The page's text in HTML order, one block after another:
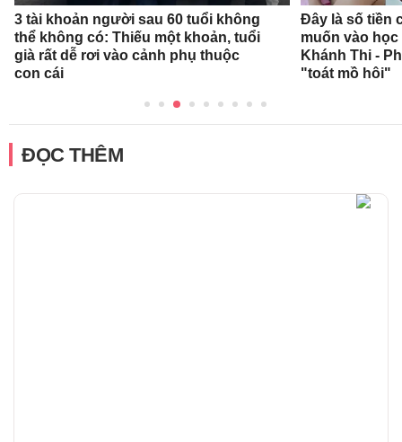
3 tài khoản người sau 60 tuổi không
thể không có: Thiếu một khoản, tuổi
già rất dễ rơi vào cảnh phụ thuộc
con cái
Đây là số tiền
muốn vào
Khánh Thi -
"toát mồ hôi"
ĐỌC THÊM